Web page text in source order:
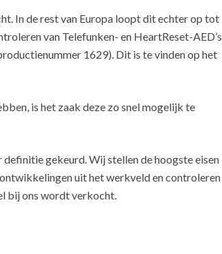
In de rest van Europa loopt dit echter op tot
van Telefunken- en HeartReset-AED’s.
1629). Dit is te vinden op het
is het zaak deze zo snel mogelijk te
gekeurd. Wij stellen de hoogste eisen
uit het werkveld en controleren
bij ons wordt verkocht.